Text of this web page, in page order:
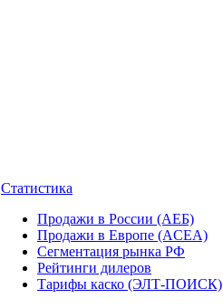
Статистика
Продажи в России (АЕБ)
Продажи в Европе (ACEA)
Сегментация рынка РФ
Рейтинги дилеров
Тарифы каско (ЭЛТ-ПОИСК)